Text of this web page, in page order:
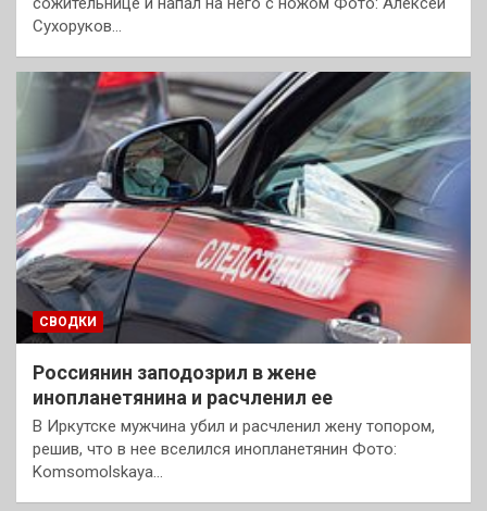
Сухоруков…
СВОДКИ
Россиянин заподозрил в жене
инопланетянина и расчленил ее
В Иркутске мужчина убил и расчленил жену топором,
решив, что в нее вселился инопланетянин Фото:
Komsomolskaya…